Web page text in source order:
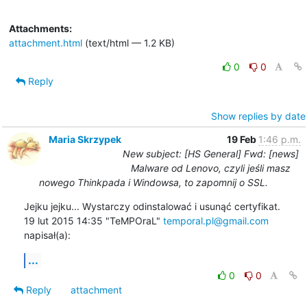
Attachments:
attachment.html(text/html — 1.2 KB)
0
0
Reply
Show replies by date
Maria Skrzypek
19 Feb 1:46 p.m.
New subject: [HS General] Fwd: [news]
Malware od Lenovo, czyli jeśli masz
nowego Thinkpada i Windowsa, to zapomnij o SSL.
Jejku jejku... Wystarczy odinstalować i usunąć certyfikat.
19 lut 2015 14:35 "TeMPOraL" temporal.pl@gmail.com
napisał(a):
...
0
0
Reply
attachment